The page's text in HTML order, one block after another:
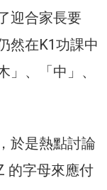
迎合家長要
然在K1功課中
」、「中」、
於是熱點討論
的字母來應付